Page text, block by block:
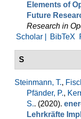
Elements of
Future
Research in
Scholar |
BibTeX
S
Steinmann, T.,
Pfänder, P.,
S.. (2020).
Lehrkräfte